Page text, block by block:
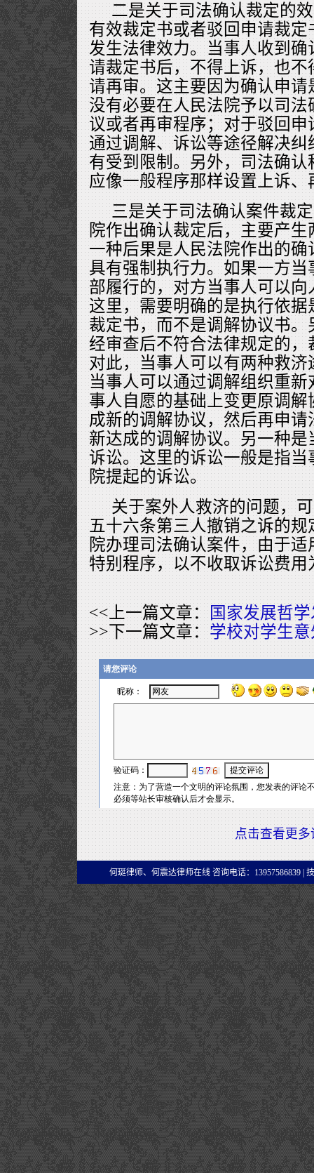
二是关于司法确认裁定的
有效裁定书或者驳回申请裁
发生法律效力。当事人收到
请裁定书后，不得上诉，也
请再审。这主要因为确认申
没有必要在人民法院予以司
议或者再审程序；对于驳回
通过调解、诉讼等途径解决
有受到限制。另外，司法确
应像一般程序那样设置上诉、
三是关于司法确认案件裁
院作出确认裁定后，主要产
一种后果是人民法院作出的
具有强制执行力。如果一方
部履行的，对方当事人可以
这里，需要明确的是执行依
裁定书，而不是调解协议书
经审查后不符合法律规定的
对此，当事人可以有两种救
当事人可以通过调解组织重
事人自愿的基础上变更原调
成新的调解协议，然后再申
新达成的调解协议。另一种
诉讼。这里的诉讼一般是指
院提起的诉讼。
关于案外人救济的问题，
五十六条第三人撤销之诉的
院办理司法确认案件，由于
特别程序，以不收取诉讼费用
<<上一篇文章：国家发展哲
>>下一篇文章：学校对学生
点击查看更多
何珽律师、何震达律师在线 咨询电话：13957586839 |